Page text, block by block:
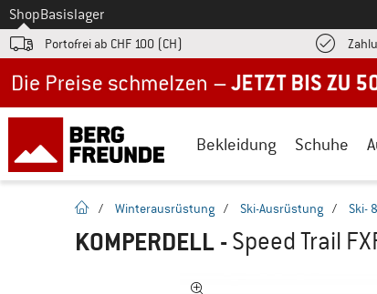
Zum
ShopBasislager
Portofrei ab CHF 100 (CH)
Bekleidung Schuhe
Startseite
/ Winterausrüstung / Ski-Ausrüstung / Ski-
KOMPERDELL -Speed Trail